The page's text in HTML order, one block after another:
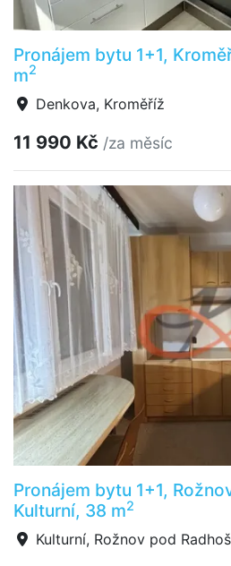
Pronájem bytu 1+1,
m2
Denkova, Kroměříž
11 990 Kč /za měsíc
Pronájem bytu 1+1,
Kulturní, 38 m2
Kulturní, Rožnov pod